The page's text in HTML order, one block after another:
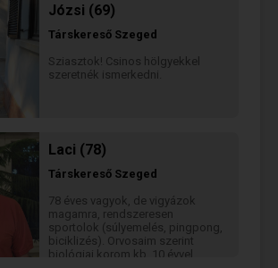
Józsi (69)
Társkereső Szeged
Sziasztok! Csinos hölgyekkel
szeretnék ismerkedni.
Laci (78)
Társkereső Szeged
78 éves vagyok, de vigyázok
magamra, rendszeresen
sportolok (súlyemelés, pingpong,
biciklizés). Orvosaim szerint
biológiai korom kb. 10 évvel